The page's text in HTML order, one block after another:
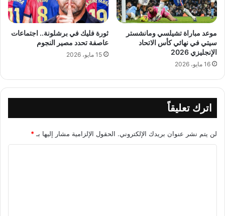
موعد مباراة تشيلسي ومانشستر
سيتي في نهائي كأس الاتحاد
الإنجليزي 2026
16 مايو، 2026
ثورة فليك في برشلونة.. اجتماعات
عاصفة تحدد مصير النجوم
15 مايو، 2026
اترك تعليقاً
لن يتم نشر عنوان بريدك الإلكتروني. الحقول الإلزامية مشار إليها بـ *